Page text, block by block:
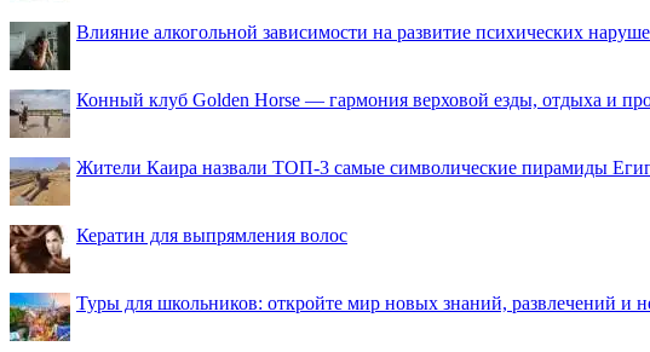
Влияние алкогольной зависимости на развитие психических
Конный клуб Golden Horse — гармония верховой езды, отдыха и
Жители Каира назвали ТОП-3 самые символические пирамиды
Кератин для выпрямления волос
Туры для школьников: откройте мир новых знаний, развлечений и